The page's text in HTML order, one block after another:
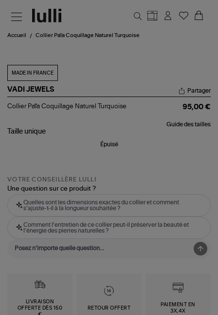
Accueil Collier Païa Coquillage Naturel Turquoise
MADE IN FRANCE
VADI JEWELS
Collier
Naturel
Turquoise
Partager
Collier Païa Coquillage Naturel Turquoise 95,00 €
Guide des tailles
Taille unique
Épuisé
VOTRE CONSEILLÈRE LULLI
Une question sur ce produit ?
Quelles sont les dimensions exactes du collier et comment
s'ajuste-t-il à la longueur souhaitée ?
Comment l'entretien de ce collier peut-il préserver la beauté et
l'énergie des pierres naturelles ?
LIVRAISON
OFFERTE DÈS 150
RETOUR OFFERT
PAIEMENT EN
3X,4X